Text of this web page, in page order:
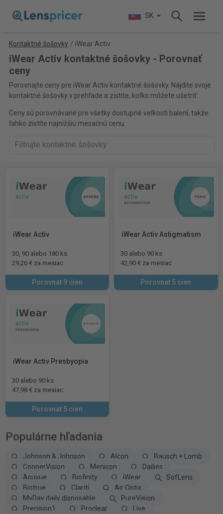
SK
Kontaktné šošovky / iWear Activ
iWear Activ kontaktné šošovky - Porovnať
ceny
Porovnajte ceny pre iWear Activ kontaktné šošovky. Nájdite svoje
kontaktné šošovky v prehľade a zistite, koľko môžete ušetriť.
Ceny sú porovnávané pre všetky dostupné veľkosti balení, takže
ľahko zistíte najnižšiu mesačnú cenu.
iWear Activ
30, 90 alebo 180 ks
29,26 € za mesiac
Porovnat 9 cien
iWear Activ Astigmatism
30 alebo 90 ks
42,90 € za mesiac
Porovnat 5 cien
iWear Activ Presbyopia
30 alebo 90 ks
47,98 € za mesiac
Porovnat 5 cien
Populárne hľadania
Johnson & Johnson Alcon
Bausch + Lomb
CooperVision
Menicon
Dailies
Acuvue
Biofinity iWear
SofLens
Biotrue
Clariti
Air Optix
MyDay daily disposable
PureVision
Precision1
Proclear
Live